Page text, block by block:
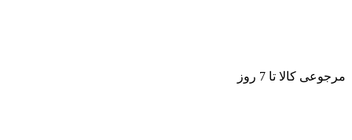
مرجوعی کالا تا 7 روز